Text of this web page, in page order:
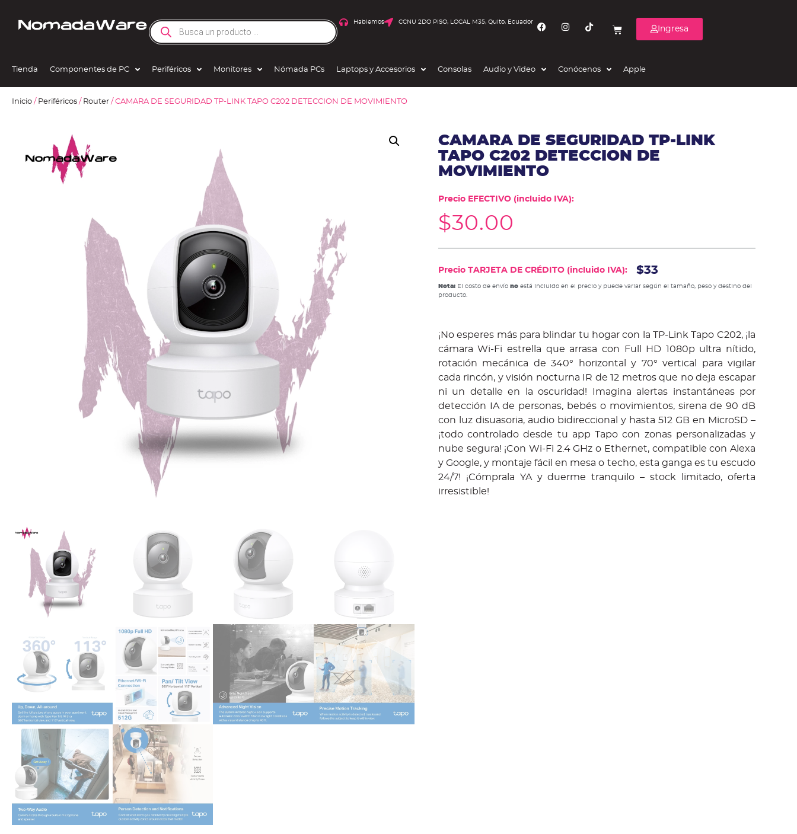
Hablemos CCNU 2DO PISO, LOCAL M35, Quito, Ecuador
Ingresa
Tienda Componentes de PC Periféricos Monitores Nómada PCs Laptops y Accesorios Consolas Audio y Video Conócenos Apple
Inicio / Periféricos / Router / CAMARA DE SEGURIDAD TP-LINK TAPO C202 DETECCION DE MOVIMIENTO
CAMARA DE SEGURIDAD TP-LINK
TAPO C202 DETECCION DE
MOVIMIENTO
Precio EFECTIVO (incluido IVA):
$30.00
Precio TARJETA DE CRÉDITO (incluido IVA): $33
Nota:El costo de envío noestá incluido en el precio y puede variar según el tamaño, peso y destino del
producto.
¡No esperes más para blindar tu hogar con la TP-Link Tapo C202, ¡la
cámara Wi-Fi estrella que arrasa con Full HD 1080p ultra nítido,
rotación mecánica de 340° horizontal y 70° vertical para vigilar
cada rincón, y visión nocturna IR de 12 metros que no deja escapar
ni un detalle en la oscuridad!​ Imagina alertas instantáneas por
detección IA de personas, bebés o movimientos, sirena de 90 dB
con luz disuasoria, audio bidireccional y hasta 512 GB en MicroSD –
¡todo controlado desde tu app Tapo con zonas personalizadas y
nube segura!​ ¡Con Wi-Fi 2.4 GHz o Ethernet, compatible con Alexa
y Google, y montaje fácil en mesa o techo, esta ganga es tu escudo
24/7! ¡Cómprala YA y duerme tranquilo – stock limitado, oferta
irresistible!